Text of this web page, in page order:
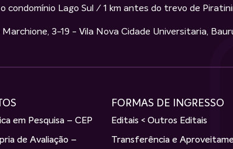
condomínio Lago Sul / 1 km antes do trevo de
Marchione, 3-19 - Vila Nova Cidade Universitaria,
em Pesquisa – CEP
de Avaliação –
FORMAS DE INGRESSO
Editais < Outros Editais
Transferência e